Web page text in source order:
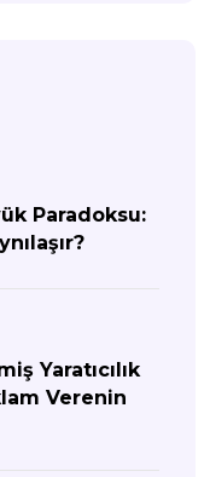
Paradoksu:
Yaratıcılık
Verenin